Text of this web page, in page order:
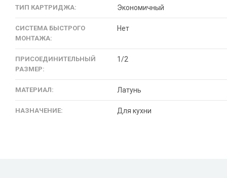
ТИП КАРТРИДЖА: Экономичный
СИСТЕМА БЫСТРОГО
МОНТАЖА:
Нет
ПРИСОЕДИНИТЕЛЬНЫЙ
РАЗМЕР:
1/2
МАТЕРИАЛ: Латунь
НАЗНАЧЕНИЕ: Для кухни